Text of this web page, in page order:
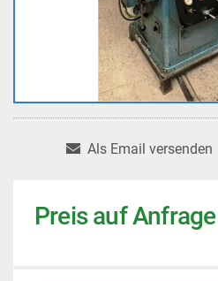
Als Email versenden
Preis auf Anfrage